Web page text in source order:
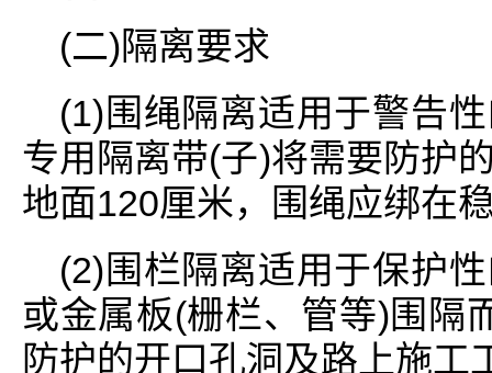
(二)隔离要求
(1)围绳隔离适用于警告
专用隔离带(子)将需要防护
地面120厘米，围绳应绑在
(2)围栏隔离适用于保护
或金属板(栅栏、管等)围隔
防护的开口孔洞及路上施工